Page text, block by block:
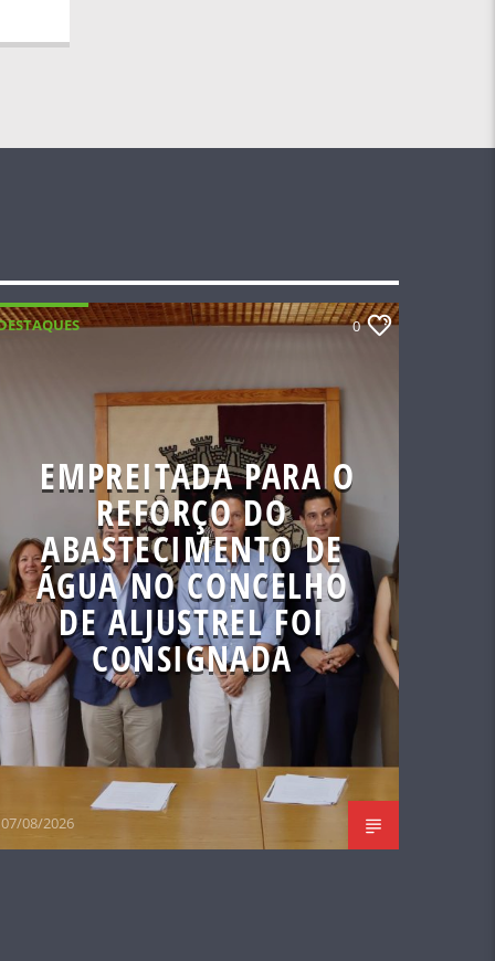
0
EMPREITADA PARA O
REFORÇO DO
ABASTECIMENTO DE
ÁGUA NO CONCELHO
DE ALJUSTREL FOI
CONSIGNADA
07/08/2026